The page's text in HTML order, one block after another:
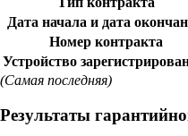
Дата начала и дата
Номер контракта
Устройство
(Самая последняя)
Результаты